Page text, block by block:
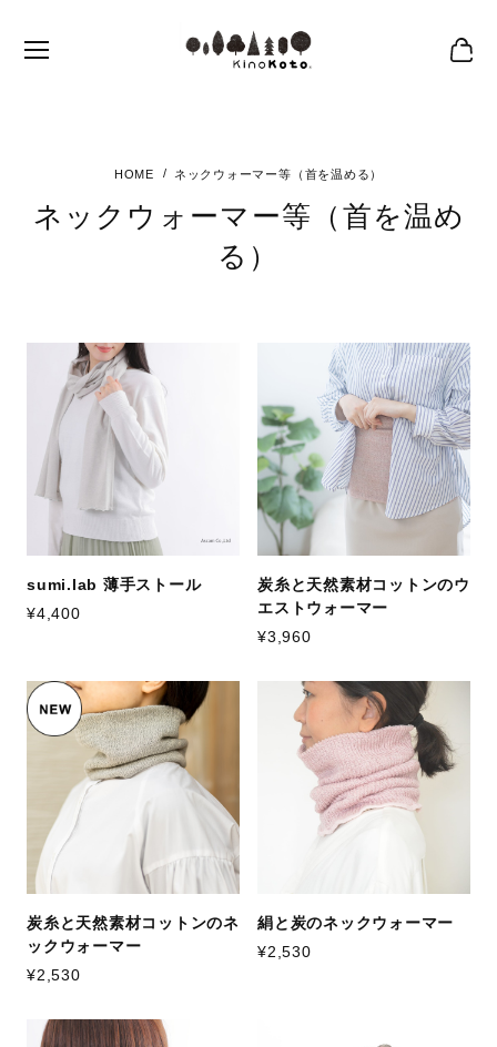
ネックウォーマー等（首を温める）
ネックウォーマー等（首を温め
る）
sumi.lab 薄手ストール
¥4,400
炭糸と天然素材コットンのウ
エストウォーマー
¥3,960
炭糸と天然素材コットンのネ
ックウォーマー
¥2,530
絹と炭のネックウォーマー
¥2,530